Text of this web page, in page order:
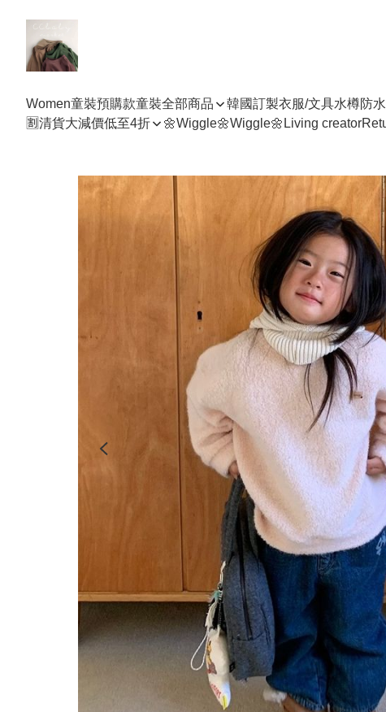
Women童裝預購款童裝全部商品 韓國訂製衣服/文具水樽防
🈹清貨大減價低至4折
🌼Wiggle🌼Wiggle🌼 Living creator